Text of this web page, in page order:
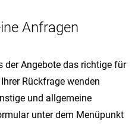
Anfragen
der Angebote das richtige für
Rückfrage wenden
und allgemeine
unter dem Menüpunkt